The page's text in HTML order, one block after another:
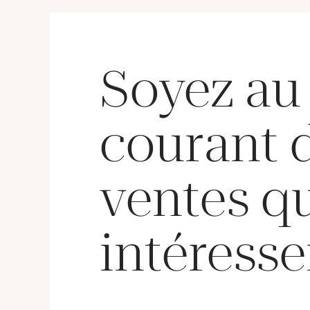
Soyez au
courant
ventes